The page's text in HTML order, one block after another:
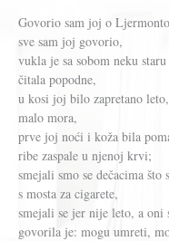
Govorio sam joj o
sve sam joj govorio,
vukla je sa sobom neku
čitala popodne,
u kosi joj bilo zapretano
malo mora,
prve joj noći i koža bila
ribe zaspale u njenoj krvi;
smejali smo se dečacima što
s mosta za cigarete,
smejali se jer nije leto, a oni
govorila je: mogu umreti,